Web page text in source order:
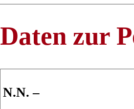
Daten zur
N.N. –